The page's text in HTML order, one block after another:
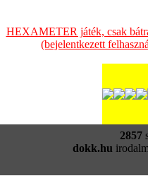
HEXAMETER játék, csak
(bejelentkezett
2857
dokk.hu